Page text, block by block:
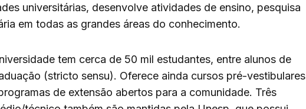
universitárias, desenvolve atividades de ensino, pesquisa
em todas as grandes áreas do conhecimento.
tem cerca de 50 mil estudantes, entre alunos de
(stricto sensu). Oferece ainda cursos pré-vestibulares
de extensão abertos para a comunidade. Três